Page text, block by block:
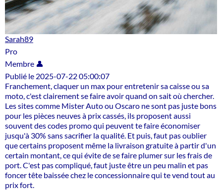
Sarah89
Pro
Membre 👤
Publié le 2025-07-22 05:00:07
Franchement, claquer un max pour entretenir sa caisse ou sa
moto, c'est clairement se faire avoir quand on sait où chercher.
Les sites comme Mister Auto ou Oscaro ne sont pas juste bons
pour les pièces neuves à prix cassés, ils proposent aussi
souvent des codes promo qui peuvent te faire économiser
jusqu'à 30% sans sacrifier la qualité. Et puis, faut pas oublier
que certains proposent même la livraison gratuite à partir d'un
certain montant, ce qui évite de se faire plumer sur les frais de
port. C'est pas compliqué, faut juste être un peu malin et pas
foncer tête baissée chez le concessionnaire qui te vend tout au
prix fort.